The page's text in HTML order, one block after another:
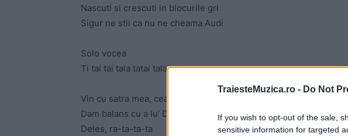
TraiesteMuzica.ro - Do Not
If you wish to opt-out of the sale,
sensitive information for targeted
Nascuti si crescuti in blocurile gri
Sigur ne stii ca nu ne cheama Audi
Solo vocea
Ti tai tai tala tatai talata..
Vin cu satra mea, cea mai romano-tiga
Dam balans cu a lu’ Damian
Deles, ra-ta-ta-ta